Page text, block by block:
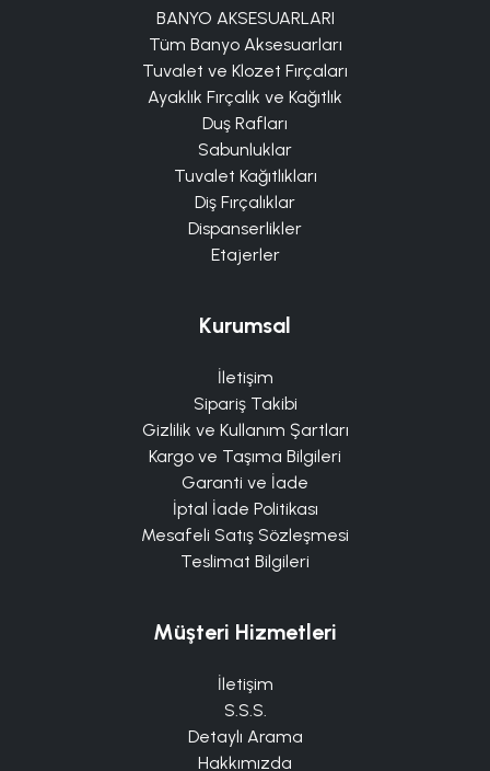
BANYO AKSESUARLARI
Tüm Banyo Aksesuarları
Tuvalet ve Klozet Fırçaları
Ayaklık Fırçalık ve Kağıtlık
Duş Rafları
Sabunluklar
Tuvalet Kağıtlıkları
Diş Fırçalıklar
Dispanserlikler
Etajerler
Kurumsal
İletişim
Sipariş Takibi
Gizlilik ve Kullanım Şartları
Kargo ve Taşıma Bilgileri
Garanti ve İade
İptal İade Politikası
Mesafeli Satış Sözleşmesi
Teslimat Bilgileri
Müşteri Hizmetleri
İletişim
S.S.S.
Detaylı Arama
Hakkımızda